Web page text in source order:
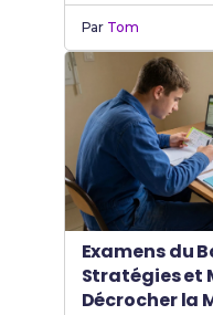
stage.
Par Tom
Examens du
Stratégies et
Décrocher la